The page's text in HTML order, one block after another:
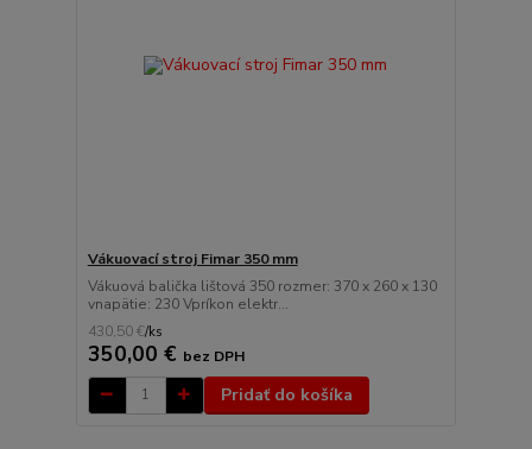
Vákuovací stroj Fimar 350 mm
Vákuová balička lištová 350 rozmer: 370 x 260 x 130
vnapätie: 230 Vpríkon elektr...
430,50 €/ks
350,00 € bez DPH
Pridať do košíka